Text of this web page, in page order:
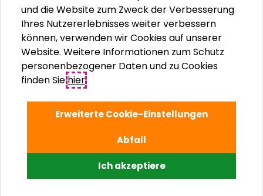
© Adriatic Kampovi d.o.o., 2026.
Izrada internet stranica WEB Marketing
Upravljanje internet stranicama EasyEdit CMS
und die Website zum Zweck der Verbesserung
Ihres Nutzererlebnisses weiter verbessern
können, verwenden wir Cookies auf unserer
Website. Weitere Informationen zum Schutz
personenbezogener Daten und zu Cookies
finden Siehier.
Erweiterte Cookie-Einstellungen
Abfall
Ich akzeptiere